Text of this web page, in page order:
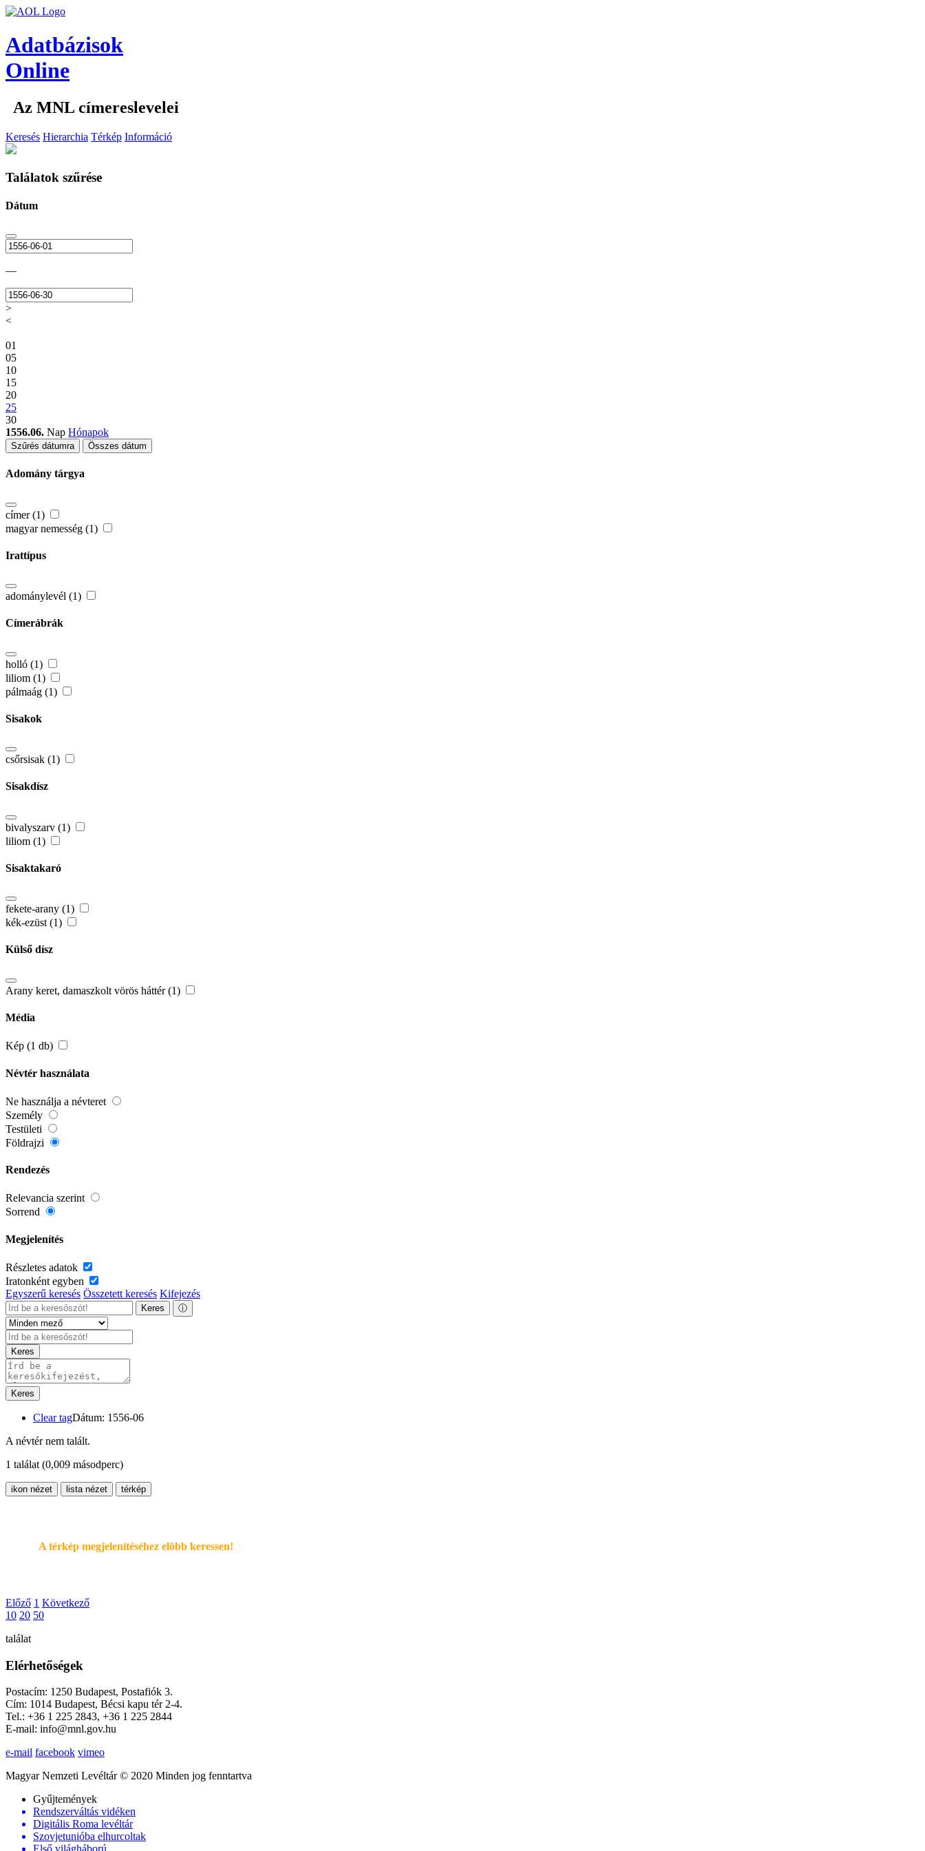
Adatbázisok
Online
Az MNL címereslevelei
Keresés Hierarchia Térkép Információ
Találatok szűrése
Dátum
—
>
<
01
05
10
15
20
25
30
1556.06. Nap Hónapok
Szűrés dátumra Összes dátum
Adomány tárgya
címer (1)
magyar nemesség (1)
Irattípus
adománylevél (1)
Címerábrák
holló (1)
liliom (1)
pálmaág (1)
Sisakok
csőrsisak (1)
Sisakdísz
bivalyszarv (1)
liliom (1)
Sisaktakaró
fekete-arany (1)
kék-ezüst (1)
Külső dísz
Arany keret, damaszkolt vörös háttér (1)
Média
Kép (1 db)
Névtér használata
Ne használja a névteret
Személy
Testületi
Földrajzi
Rendezés
Relevancia szerint
Sorrend
Megjelenítés
Részletes adatok
Iratonként egyben
Egyszerű keresés Összetett keresés Kifejezés
Keres ⓘ
Keres
Keres
Clear tagDátum: 1556-06
A névtér nem talált.
1 találat (0,009 másodperc)
ikon nézet lista nézet térkép
A térkép megjelenítéséhez elöbb keressen!
Előző 1 Következő
10 20 50
találat
Elérhetőségek
Postacím: 1250 Budapest, Postafiók 3.
Cím: 1014 Budapest, Bécsi kapu tér 2-4.
Tel.: +36 1 225 2843, +36 1 225 2844
E-mail: info@mnl.gov.hu
e-mail facebook vimeo
Magyar Nemzeti Levéltár © 2020 Minden jog fenntartva
Gyűjtemények
Rendszerváltás vidéken
Digitális Roma levéltár
Szovjetunióba elhurcoltak